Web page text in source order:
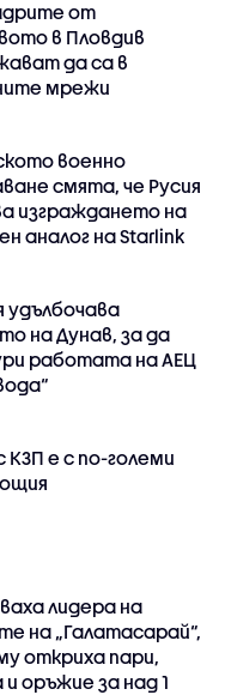
от
в Пловдив
да са в
мрежи
военно
смята, че Русия
изграждането на
аналог на Starlink
удълбочава
на Дунав, за да
работата на АЕЦ
КЗП е с по-големи
лидера на
на „Галатасарай“,
откриха пари,
оръжие за над 1